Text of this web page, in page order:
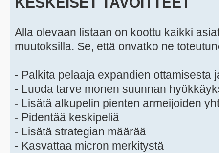
Alla olevaan listaan on koottu kaikki
muutoksilla. Se, että onvatko ne
- Palkita pelaaja expandien ottamisesta
- Luoda tarve monen suunnan
- Lisätä alkupelin pienten armeijoiden
- Pidentää keskipeliä
- Lisätä strategian määrää
- Kasvattaa micron merkitystä